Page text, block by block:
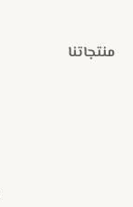
منتجاتنا